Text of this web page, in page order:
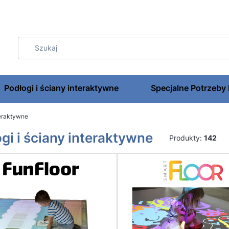
Podłogi i ściany interaktywne Specjalne Potrzeby
i ściany interaktywne Produkty: 142